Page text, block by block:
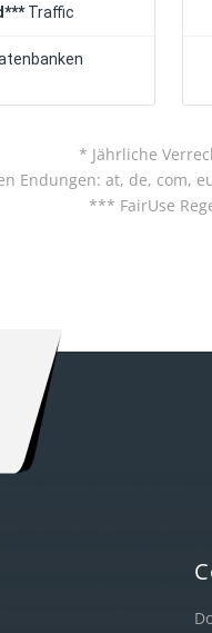
Traffic
* Jährliche
Endungen: at, de, com,
*** FairUse